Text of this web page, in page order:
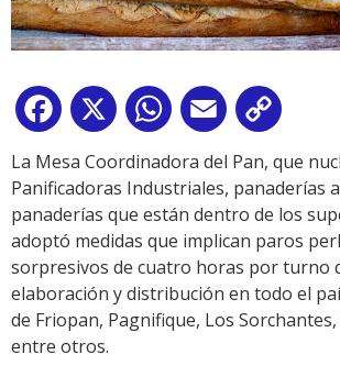
Facebook
X WhatsApp
Email
Link
La Mesa Coordinadora del Pan, que
Panificadoras Industriales, panaderías
panaderías que están dentro de los
adoptó medidas que implican paros
sorpresivos de cuatro horas por turno
elaboración y distribución en todo el
de Friopan, Pagnifique, Los
entre otros.